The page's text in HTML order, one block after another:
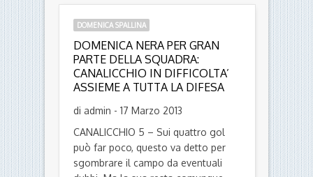
DOMENICA SPALLINA
DOMENICA NERA PER GRAN
PARTE DELLA SQUADRA:
CANALICCHIO IN DIFFICOLTA’
ASSIEME A TUTTA LA DIFESA
di admin - 17 Marzo 2013
CANALICCHIO 5 – Sui quattro gol
può far poco, questo va detto per
sgombrare il campo da eventuali